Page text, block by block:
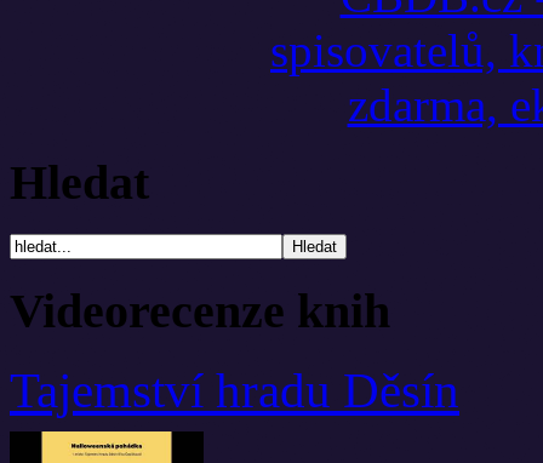
Hledat
Videorecenze knih
Tajemství hradu Děsín